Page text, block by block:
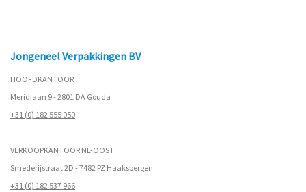
Jongeneel Verpakkingen BV
HOOFDKANTOOR
Meridiaan 9 - 2801 DA Gouda
+31 (0) 182 555 050
VERKOOPKANTOOR NL-OOST
Smederijstraat 2D - 7482 PZ Haaksbergen
+31 (0) 182 537 966